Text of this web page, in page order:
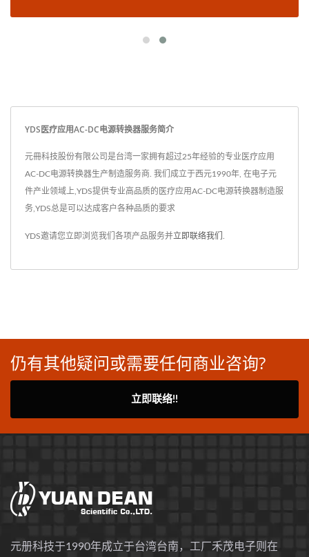
YDS医疗应用AC-DC电源转换器服务简介
元冊科技股份有限公司是台湾一家拥有超过25年经验的专业医疗应用
AC-DC电源转换器生产制造服务商. 我们成立于西元1990年, 在电子元
件产业领域上,YDS提供专业高品质的医疗应用AC-DC电源转换器制造服
务,YDS总是可以达成客户各种品质的要求
YDS邀请您立即浏览我们各项产品服务并 立即联络我们
仍有其他疑问或需要任何商业咨询?
立即联络!!
元册科技于1990年成立于台湾台南，工厂禾茂电子则在